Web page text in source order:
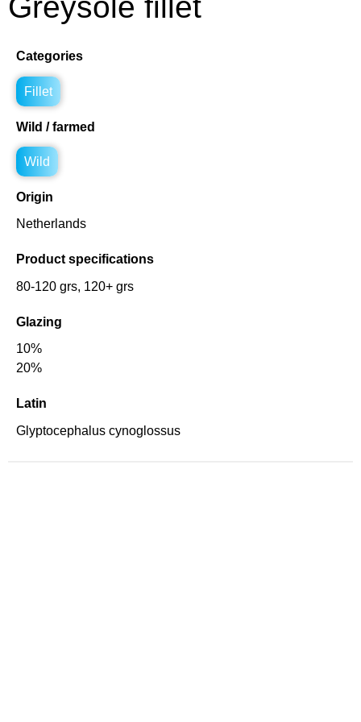
Greysole fillet
Categories
Fillet
Wild / farmed
Wild
Origin
Netherlands
Product specifications
80-120 grs, 120+ grs
Glazing
10%
20%
Latin
Glyptocephalus cynoglossus